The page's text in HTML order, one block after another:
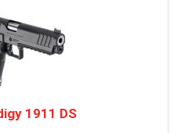
1911 DS